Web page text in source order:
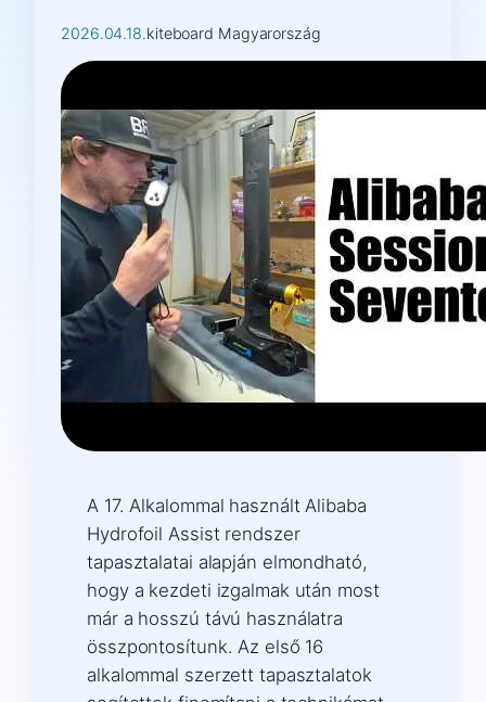
2026.04.18.kiteboard Magyarország
A 17. Alkalommal használt Alibaba
Hydrofoil Assist rendszer
tapasztalatai alapján elmondható,
hogy a kezdeti izgalmak után most
már a hosszú távú használatra
összpontosítunk. Az első 16
alkalommal szerzett tapasztalatok